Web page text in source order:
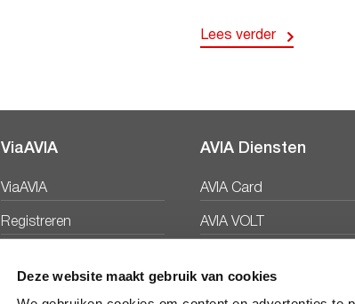
Deze website maakt gebruik van cookies
Lees verder
ViaAVIA
ViaAVIA
Registreren
AVIA Diensten
AVIA Card
AVIA VOLT